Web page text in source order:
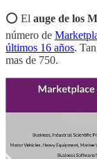
⭕️ El auge de los
número de
últimos 16 años.
mas de 750.